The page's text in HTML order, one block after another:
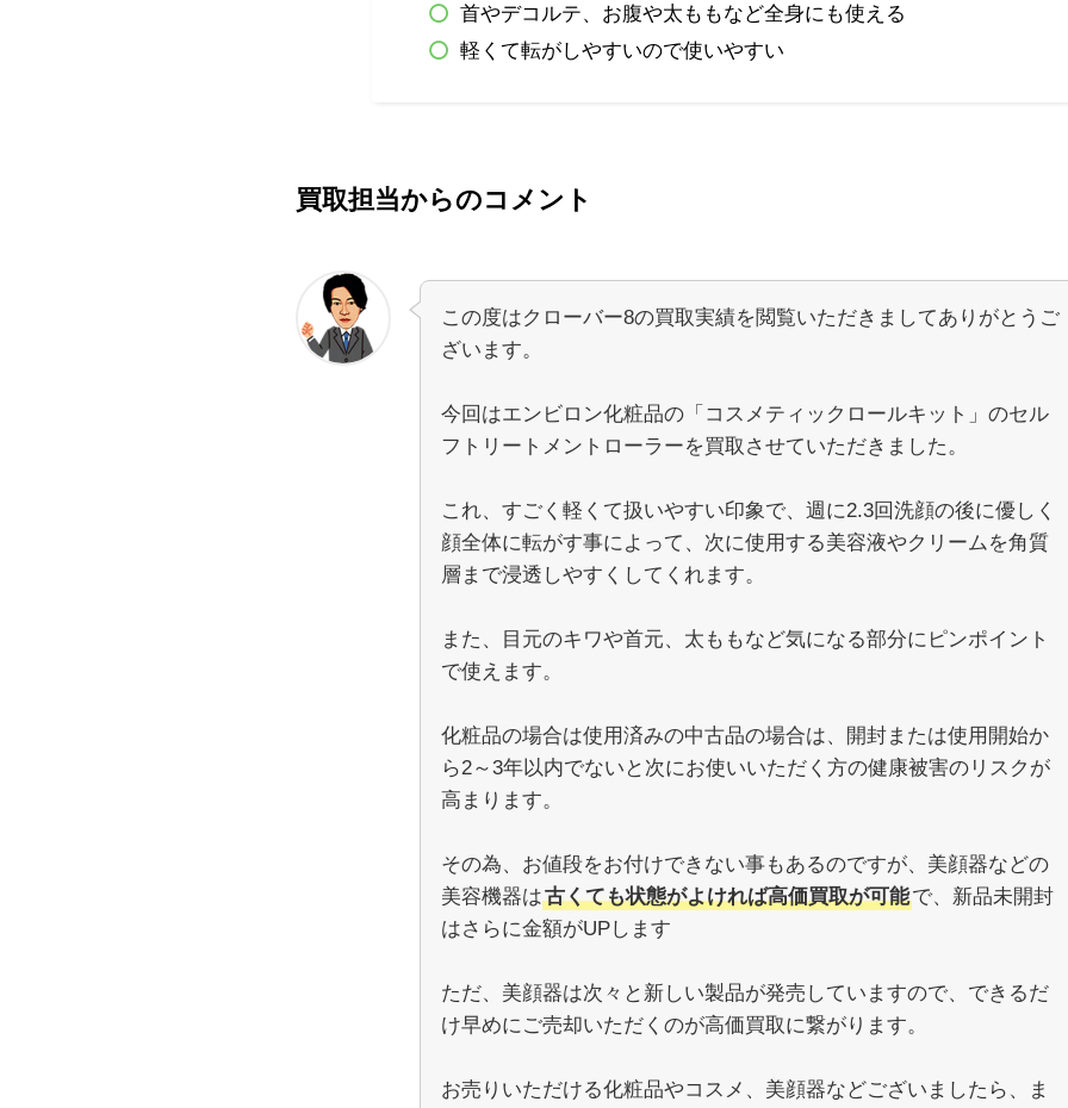
首やデコルテ、お腹や太ももなど全身にも使える
軽くて転がしやすいので使いやすい
買取担当からのコメント
この度はクローバー8の買取実績を閲覧いただきましてありがとうご
ざいます。
今回はエンビロン化粧品の「コスメティックロールキット」のセル
フトリートメントローラーを買取させていただきました。
これ、すごく軽くて扱いやすい印象で、週に2.3回洗顔の後に優しく
顔全体に転がす事によって、次に使用する美容液やクリームを角質
層まで浸透しやすくしてくれます。
また、目元のキワや首元、太ももなど気になる部分にピンポイント
で使えます。
化粧品の場合は使用済みの中古品の場合は、開封または使用開始か
ら2～3年以内でないと次にお使いいただく方の健康被害のリスクが
高まります。
その為、お値段をお付けできない事もあるのですが、美顔器などの
美容機器は古くても状態がよければ高価買取が可能で、新品未開封
はさらに金額がUPします
ただ、美顔器は次々と新しい製品が発売していますので、できるだ
け早めにご売却いただくのが高価買取に繋がります。
お売りいただける化粧品やコスメ、美顔器などございましたら、ま